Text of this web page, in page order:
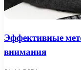
Эффективные
внимания